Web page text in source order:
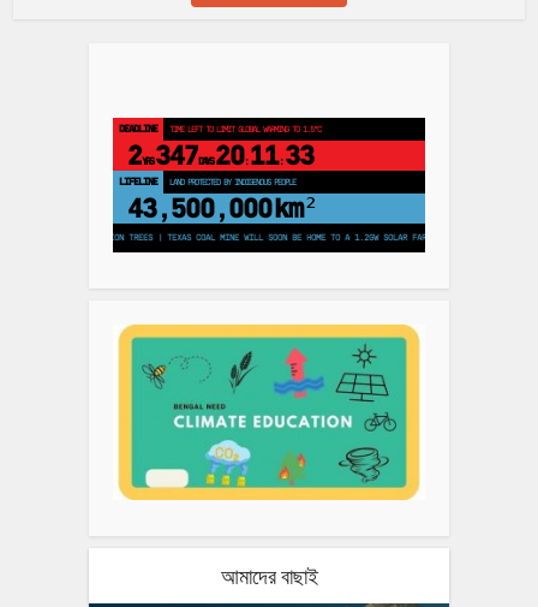
DEADLINE TIME LEFT TO LIMIT GLOBAL WARMING TO 1.5°C
2YRS 347DAYS 20: 11: 32
LIFELINE LAND PROTECTED BY INDIGENOUS PEOPLE
43,500,000km²
PLANT 250 MILLION TREES | TEXAS COAL MINE WILL SOON BE HOME TO A 1.2GW SOLAR FARM | CHINA GENERATES LESS
আমাদের বাছাই